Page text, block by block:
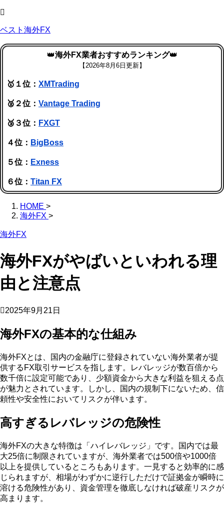
ベスト海外FX
👑海外FX業者おすすめランキング👑
【2026年8月6日更新】
🥇１位： XMTrading
🥈２位： Vantage Trading
🥉３位： FXGT
４位： BigBoss
５位： Exness
６位： Titan FX
HOME >
海外FX >
海外FX
海外FXがやばいといわれる理
由と注意点
2025年9月21日
海外FXの基本的な仕組み
海外FXとは、国内の金融庁に登録されていない海外業者が提
供するFX取引サービスを指します。レバレッジが数百倍から
数千倍に設定可能であり、少額資金から大きな利益を狙える点
が魅力とされています。しかし、国内の規制下にないため、信
頼性や安全性においてリスクが伴います。
高すぎるレバレッジの危険性
海外FXの大きな特徴は「ハイレバレッジ」です。国内では最
大25倍に制限されていますが、海外業者では500倍や1000倍
以上を提供しているところもあります。一見すると効率的に感
じられますが、相場がわずかに逆行しただけで証拠金が瞬時に
溶ける危険性があり、資金管理を徹底しなければ破産リスクが
高まります。